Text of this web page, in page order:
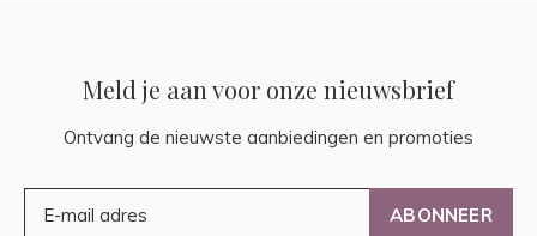
Meld je aan voor onze nieuwsbrief
Ontvang de nieuwste aanbiedingen en promoties
ABONNEER